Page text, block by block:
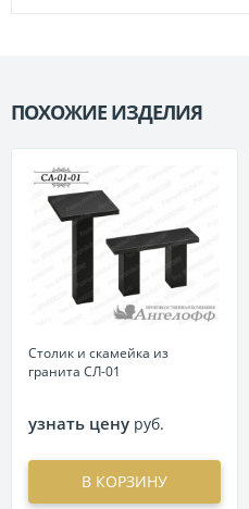
ПОХОЖИЕ ИЗДЕЛИЯ
Столик и скамейка из
гранита СЛ-01
узнать цену руб.
В КОРЗИНУ